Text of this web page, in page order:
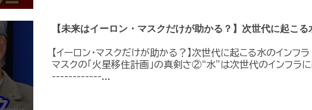
【未来はイーロン・マスクだけが助かる？】次世代に起こる
【イーロン・マスクだけが助かる？】次世代に起こる水のインフラ
マスクの「火星移住計画」の真剣さ②“水”は次世代のインフ
------------...